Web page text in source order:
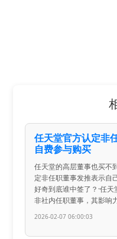
任天堂官方认定非
自费参与购买
任天堂的高层董事也买不
定非任职董事发推表示自
好奇到底谁中签了？·任
非社内任职董事，其影响
2026-02-07 06:00:03